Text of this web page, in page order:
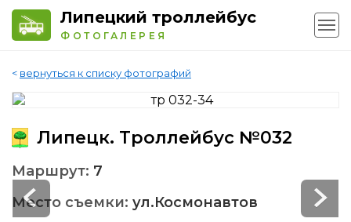
Липецкий троллейбус
ФОТОГАЛЕРЕЯ
< вернуться к списку фотографий
Липецк. Троллейбус №032
Маршрут: 7
Место съемки: ул.Космонавтов